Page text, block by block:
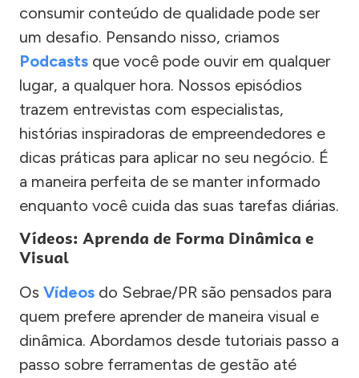
consumir conteúdo de qualidade pode ser
um desafio. Pensando nisso, criamos
Podcasts que você pode ouvir em qualquer
lugar, a qualquer hora. Nossos episódios
trazem entrevistas com especialistas,
histórias inspiradoras de empreendedores e
dicas práticas para aplicar no seu negócio. É
a maneira perfeita de se manter informado
enquanto você cuida das suas tarefas diárias.
Vídeos: Aprenda de Forma Dinâmica e
Visual
Os Vídeos do Sebrae/PR são pensados para
quem prefere aprender de maneira visual e
dinâmica. Abordamos desde tutoriais passo a
passo sobre ferramentas de gestão até